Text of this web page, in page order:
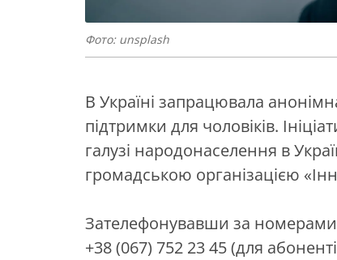
Фото: unsplash
В Україні запрацювала
підтримки для чоловіків.
галузі народонаселення в
громадською організацією
Зателефонувавши за номерами
+38 (067) 752 23 45 (для